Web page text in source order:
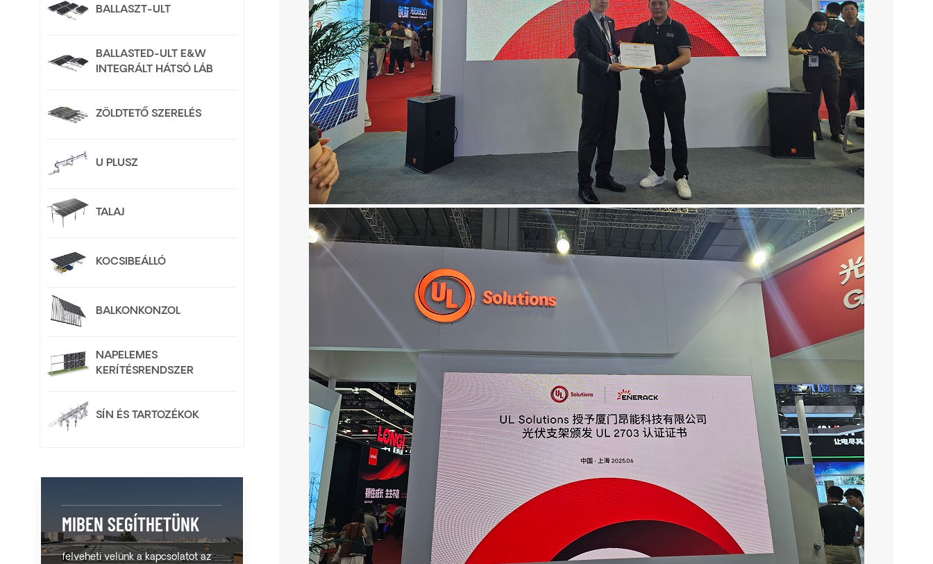
BALLASZT-ULT
BALLASTED-ULT E&W
INTEGRÁLT HÁTSÓ LÁB
ZÖLDTETŐ SZERELÉS
U PLUSZ
TALAJ
KOCSIBEÁLLÓ
BALKONKONZOL
NAPELEMES
KERÍTÉSRENDSZER
SÍN ÉS TARTOZÉKOK
MIBEN SEGÍTHETÜNK
felveheti velünk a kapcsolatot az